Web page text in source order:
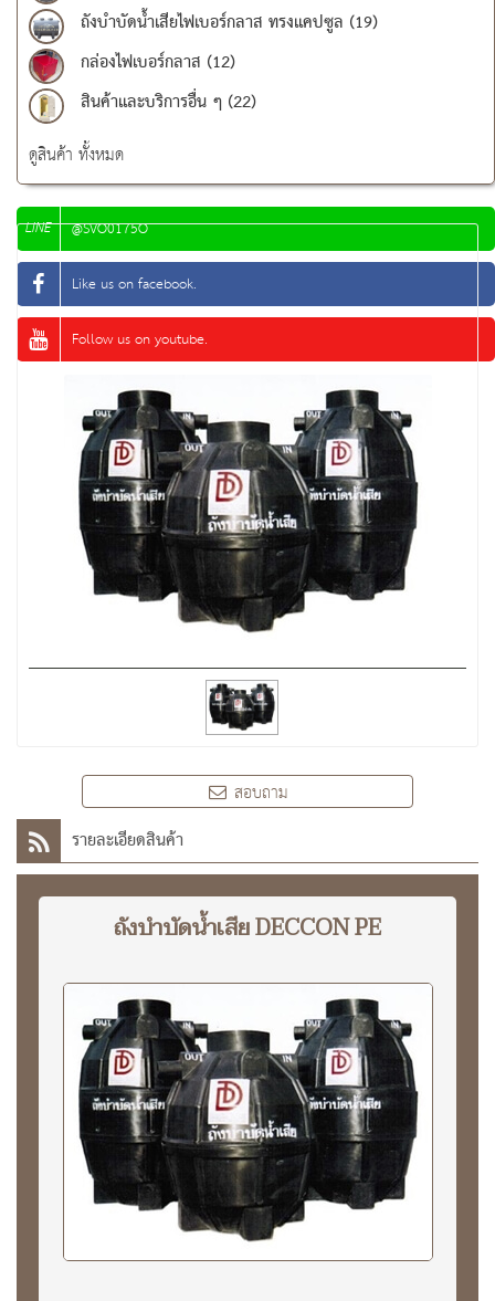
ถังบำบัดน้ำเสียไฟเบอร์กลาส ทรงแคปซูล (19)
กล่องไฟเบอร์กลาส (12)
สินค้าและบริการอื่น ๆ (22)
ดูสินค้า ทั้งหมด
LINE @SVO0175O
Like us on facebook.
Follow us on youtube.
สอบถาม
รายละเอียดสินค้า
ถังบำบัดน้ำเสีย DECCON PE